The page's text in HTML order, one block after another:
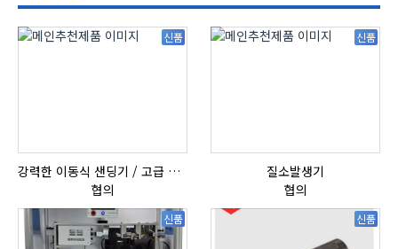
신품
강력한 이동식 샌딩기 / 고급 이태리 IBIX샌드블라스터
협의
신품
질소발생기
협의
신품 신품